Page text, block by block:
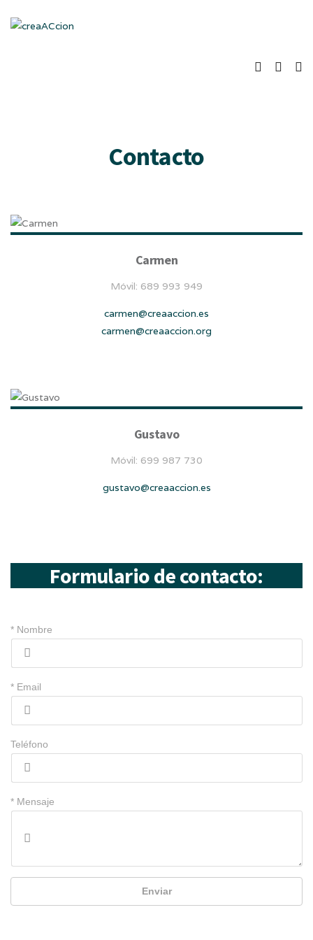
Contacto
Carmen
Móvil: 689 993 949
carmen@creaaccion.es
carmen@creaaccion.org
Gustavo
Móvil: 699 987 730
gustavo@creaaccion.es
Formulario de contacto:
* Nombre
* Email
Teléfono
* Mensaje
Enviar